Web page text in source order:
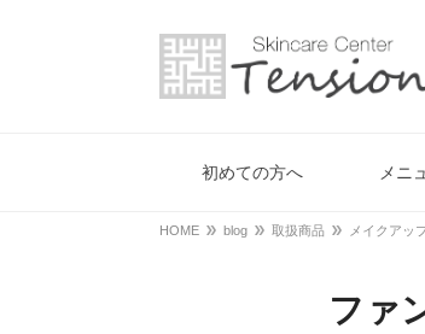
初めての方へ メニ
HOME blog 取扱商品 メイクアッ
ファ